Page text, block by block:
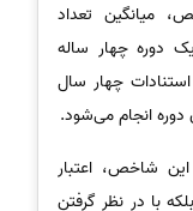
میانگین تعداد
دوره چهار ساله
چهار سال
دوره انجام می‌شود.
این شاخص، اعتبار
با در نظر گرفتن